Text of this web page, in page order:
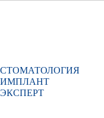
СТОМАТОЛОГИЯ
ИМПЛАНТ
ЭКСПЕРТ